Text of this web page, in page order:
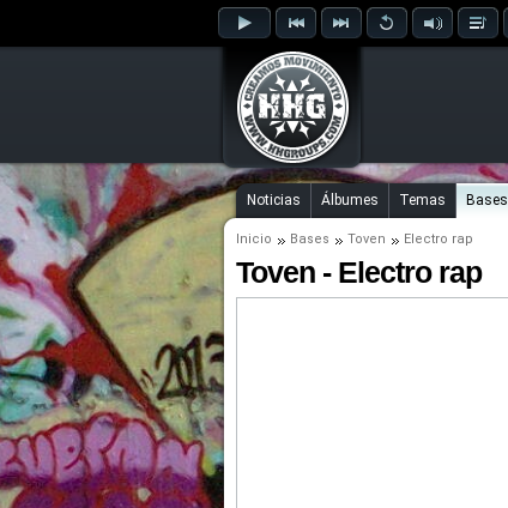
Noticias Álbumes Temas Bases
Inicio Bases Toven Electro rap
Toven - Electro rap